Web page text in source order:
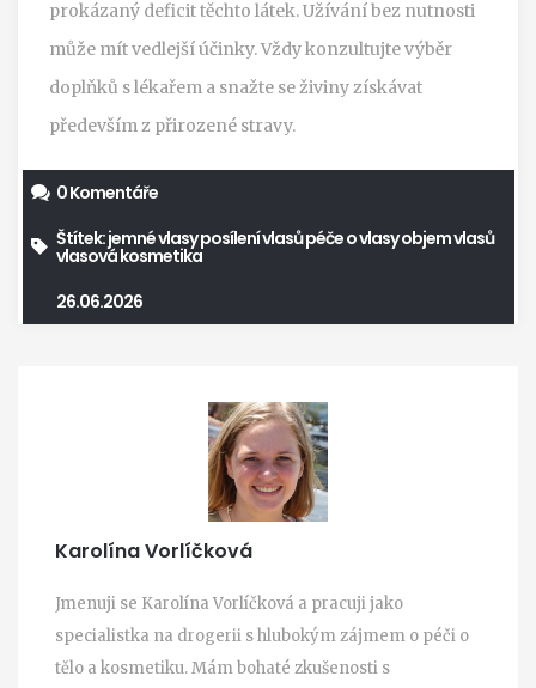
prokázaný deficit těchto látek. Užívání bez nutnosti
může mít vedlejší účinky. Vždy konzultujte výběr
doplňků s lékařem a snažte se živiny získávat
především z přirozené stravy.
0 Komentáře
Štítek:jemné vlasyposílení vlasůpéče o vlasyobjem vlasů
vlasová kosmetika
26.06.2026
Karolína Vorlíčková
Jmenuji se Karolína Vorlíčková a pracuji jako
specialistka na drogerii s hlubokým zájmem o péči o
tělo a kosmetiku. Mám bohaté zkušenosti s